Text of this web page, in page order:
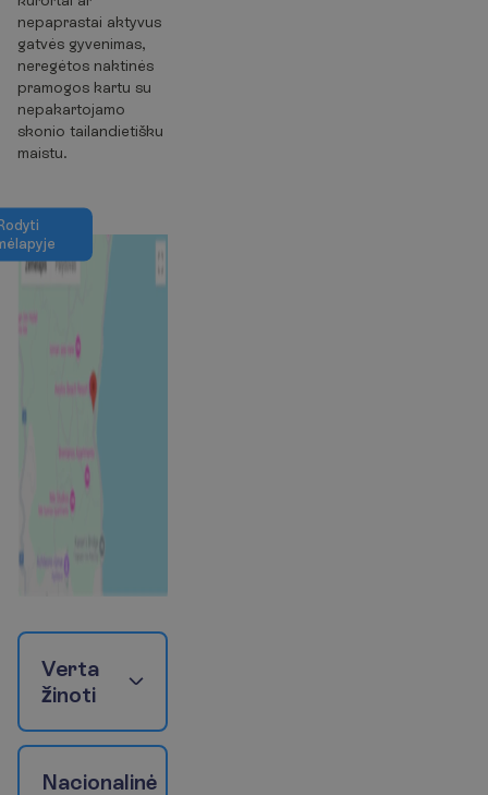
nepaprastai aktyvus
gatvės gyvenimas,
neregėtos naktinės
pramogos kartu su
nepakartojamo
skonio tailandietišku
maistu.
odyti
ėlapyje
Verta
žinoti
Nacionalinė